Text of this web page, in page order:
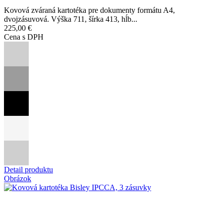
Kovová zváraná kartotéka pre dokumenty formátu A4,
dvojzásuvová. Výška 711, šírka 413, hĺb...
225,00 €
Cena s DPH
Detail produktu
Obrázok